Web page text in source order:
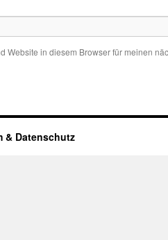
Website in diesem Browser für meinen
& Datenschutz